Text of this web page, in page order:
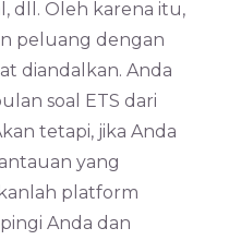
dll. Oleh karena itu,
peluang dengan
diandalkan. Anda
soal ETS dari
tetapi, jika Anda
yang
platform
Anda dan